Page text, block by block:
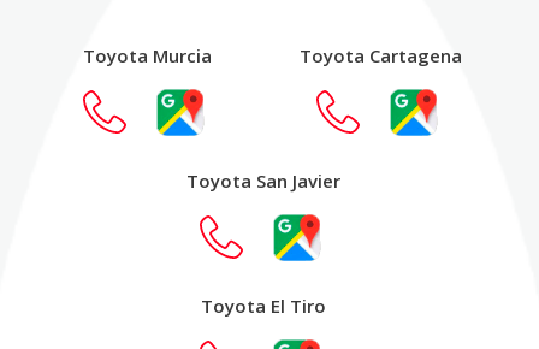
Toyota Murcia Toyota Cartagena
Toyota San Javier
Toyota El Tiro